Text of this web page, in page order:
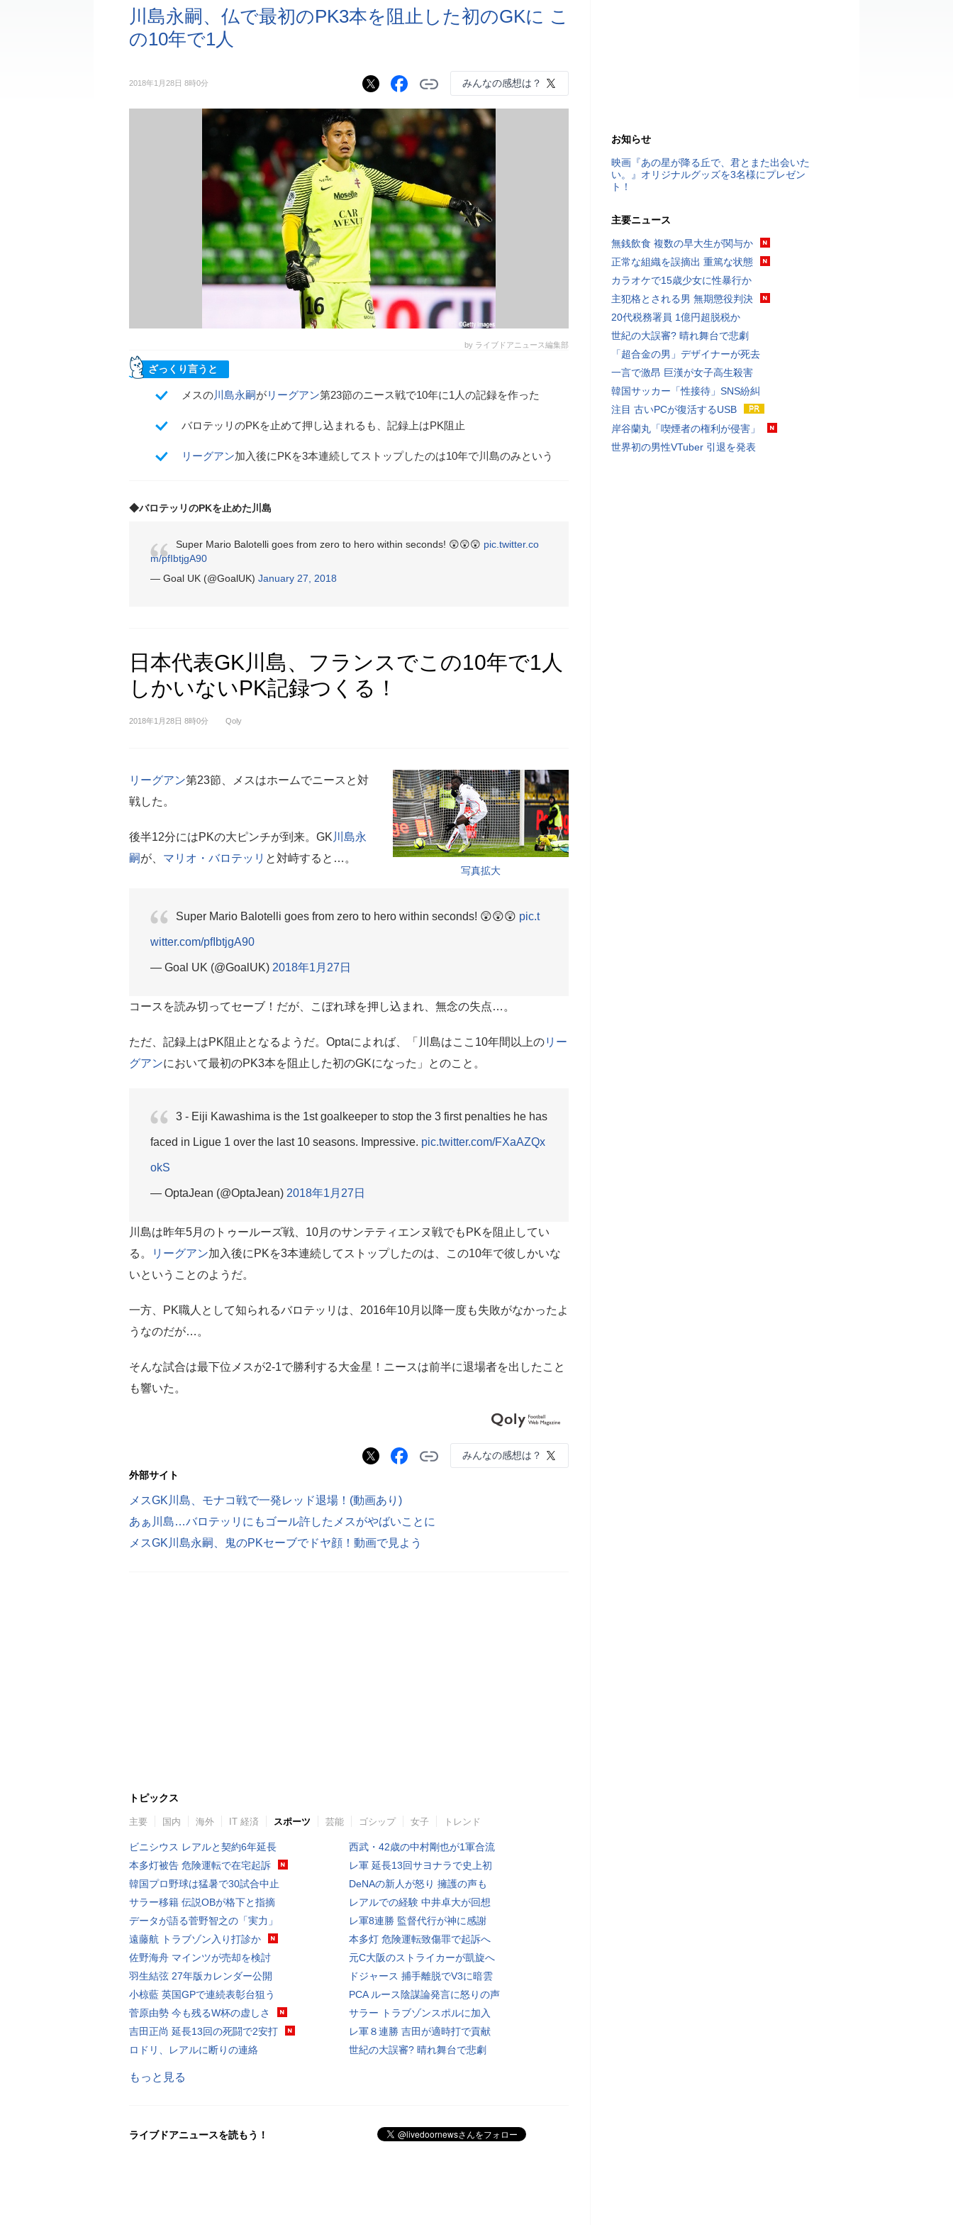
川島永嗣、仏で最初のPK3本を阻止した初のGKに こ
の10年で1人
2018年1月28日 8時0分 みんなの感想は？
by ライブドアニュース編集部
ざっくり言うと
メスの川島永嗣がリーグアン第23節のニース戦で10年に1人の記録を作った
バロテッリのPKを止めて押し込まれるも、記録上はPK阻止
リーグアン加入後にPKを3本連続してストップしたのは10年で川島のみという
◆バロテッリのPKを止めた川島
Super Mario Balotelli goes from zero to hero within seconds! 😲😲😲 pic.twitter.co
m/pfIbtjgA90
— Goal UK (@GoalUK) January 27, 2018
日本代表GK川島、フランスでこの10年で1人
しかいないPK記録つくる！
2018年1月28日 8時0分 Qoly
写真拡大
リーグアン第23節、メスはホームでニースと対
戦した。
後半12分にはPKの大ピンチが到来。GK 川島永
嗣が、 マリオ・バロテッリ と対峙すると…。
Super Mario Balotelli goes from zero to hero within seconds! 😲😲😲 pic.t
witter.com/pfIbtjgA90
— Goal UK (@GoalUK) 2018年1月27日
コースを読み切ってセーブ！だが、こぼれ球を押し込まれ、無念の失点…。
ただ、記録上はPK阻止となるようだ。Optaによれば、「川島はここ10年間以上のリー
グアンにおいて最初のPK3本を阻止した初のGKになった」とのこと。
3 - Eiji Kawashima is the 1st goalkeeper to stop the 3 first penalties he has
faced in Ligue 1 over the last 10 seasons. Impressive. pic.twitter.com/FXaAZQx
okS
— OptaJean (@OptaJean) 2018年1月27日
川島は昨年5月のトゥールーズ戦、10月のサンテティエンヌ戦でもPKを阻止してい
る。
リーグアン加入後にPKを3本連続してストップしたのは、この10年で彼しかいな
いということのようだ。
一方、PK職人として知られるバロテッリは、2016年10月以降一度も失敗がなかったよ
うなのだが…。
そんな試合は最下位メスが2-1で勝利する大金星！ニースは前半に退場者を出したこと
も響いた。
みんなの感想は？
外部サイト
メスGK川島、モナコ戦で一発レッド退場！(動画あり)
あぁ川島…バロテッリにもゴール許したメスがやばいことに
メスGK川島永嗣、鬼のPKセーブでドヤ顔！動画で見よう
トピックス
主要 国内 海外 IT 経済 スポーツ 芸能 ゴシップ 女子 トレンド
ビニシウス レアルと契約6年延長
本多灯被告 危険運転で在宅起訴
韓国プロ野球は猛暑で30試合中止
サラー移籍 伝説OBが格下と指摘
データが語る菅野智之の「実力」
遠藤航 トラブゾン入り打診か
佐野海舟 マインツが売却を検討
羽生結弦 27年版カレンダー公開
小椋藍 英国GPで連続表彰台狙う
菅原由勢 今も残るW杯の虚しさ
吉田正尚 延長13回の死闘で2安打
ロドリ、レアルに断りの連絡
西武・42歳の中村剛也が1軍合流
レ軍 延長13回サヨナラで史上初
DeNAの新人が怒り 擁護の声も
レアルでの経験 中井卓大が回想
レ軍8連勝 監督代行が神に感謝
本多灯 危険運転致傷罪で起訴へ
元C大阪のストライカーが凱旋へ
ドジャース 捕手離脱でV3に暗雲
PCA ルース陰謀論発言に怒りの声
サラー トラブゾンスポルに加入
レ軍８連勝 吉田が適時打で貢献
世紀の大誤審? 晴れ舞台で悲劇
もっと見る
ライブドアニュースを読もう！
お知らせ
映画『あの星が降る丘で、君とまた出会いた
い。』オリジナルグッズを3名様にプレゼン
ト！
主要ニュース
無銭飲食 複数の早大生が関与か
正常な組織を誤摘出 重篤な状態
カラオケで15歳少女に性暴行か
主犯格とされる男 無期懲役判決
20代税務署員 1億円超脱税か
世紀の大誤審? 晴れ舞台で悲劇
「超合金の男」デザイナーが死去
一言で激昂 巨漢が女子高生殺害
韓国サッカー「性接待」SNS紛糾
注目 古いPCが復活するUSB
岸谷蘭丸「喫煙者の権利が侵害」
世界初の男性VTuber 引退を発表